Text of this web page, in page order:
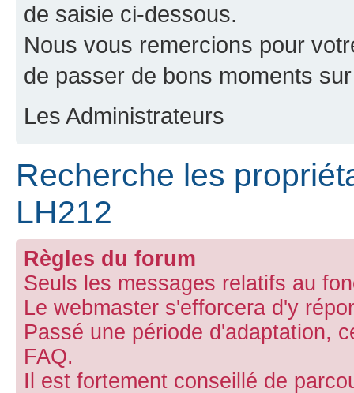
de saisie ci-dessous.
Nous vous remercions pour
de passer de bons moments
Les Administrateurs
Recherche les
LH212
Règles du forum
Seuls les messages relatifs au
Le webmaster s'efforcera d'y
Passé une période d'adaptation,
FAQ.
Il est fortement conseillé de